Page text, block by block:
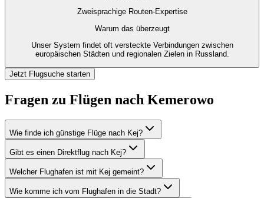
Zweisprachige Routen-Expertise
Warum das überzeugt
Unser System findet oft versteckte Verbindungen zwischen
europäischen Städten und regionalen Zielen in Russland.
Jetzt Flugsuche starten
Fragen zu Flügen nach Kemerowo
Wie finde ich günstige Flüge nach Kej?
Gibt es einen Direktflug nach Kej?
Welcher Flughafen ist mit Kej gemeint?
Wie komme ich vom Flughafen in die Stadt?